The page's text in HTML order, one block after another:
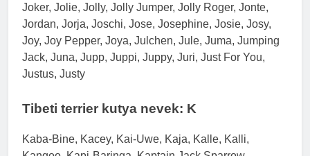
Joker, Jolie, Jolly, Jolly Jumper, Jolly Roger, Jonte,
Jordan, Jorja, Joschi, Jose, Josephine, Josie, Josy,
Joy, Joy Pepper, Joya, Julchen, Jule, Juma, Jumping
Jack, Juna, Jupp, Juppi, Juppy, Juri, Just For You,
Justus, Justy
Tibeti terrier kutya nevek: K
Kaba-Bine, Kacey, Kai-Uwe, Kaja, Kalle, Kalli,